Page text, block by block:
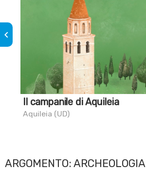
Il campanile di Aquileia
Aquileia (UD)
keyboard_arrow_left
ARGOMENTO: ARCHEOLOGIA